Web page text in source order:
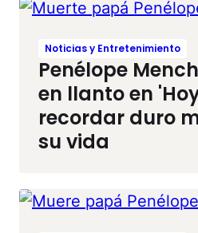
Noticias y Entretenimiento
Penélope
en llanto en
recordar duro
su vida